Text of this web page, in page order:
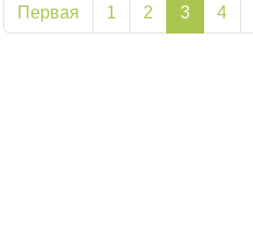
Первая 1 2 3 4